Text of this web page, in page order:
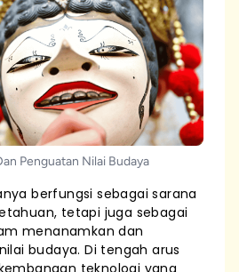
Penguatan Nilai Budaya
berfungsi sebagai sarana
tetapi juga sebagai
menanamkan dan
budaya. Di tengah arus
teknologi yang